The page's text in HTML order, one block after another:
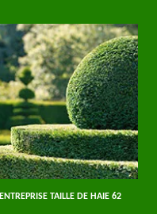
ENTREPRISE TAILLE DE HAIE 62